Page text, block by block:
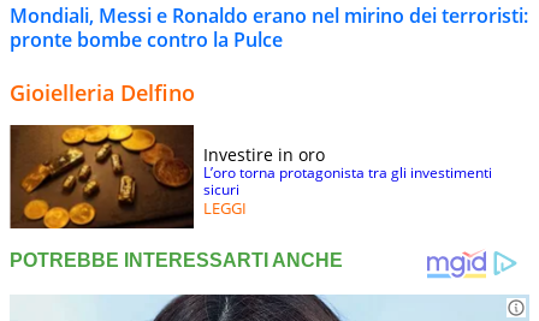
Mondiali, Messi e Ronaldo erano nel mirino dei terroristi:
pronte bombe contro la Pulce
Gioielleria Delfino
Investire in oro
L’oro torna protagonista tra gli investimenti
sicuri
LEGGI